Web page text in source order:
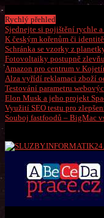
Rychlý přehled
Sjednejte si pojištění rychle
K českým kořenům či
Schránka se vzorky z
Fotovoltaiky postupně
Amazon pro centrum v
Alza vyřídí reklamaci zboží
Testování parametru
Elon Musk a jeho projekt
Využití SEO testu pro
Souboj fastfoodů – BigMac